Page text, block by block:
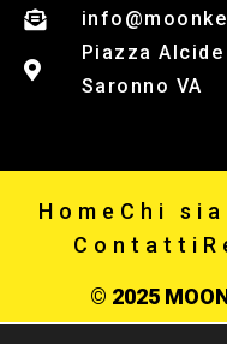
Piazza
Saronno VA
Home Chi
Contatti
© 2025